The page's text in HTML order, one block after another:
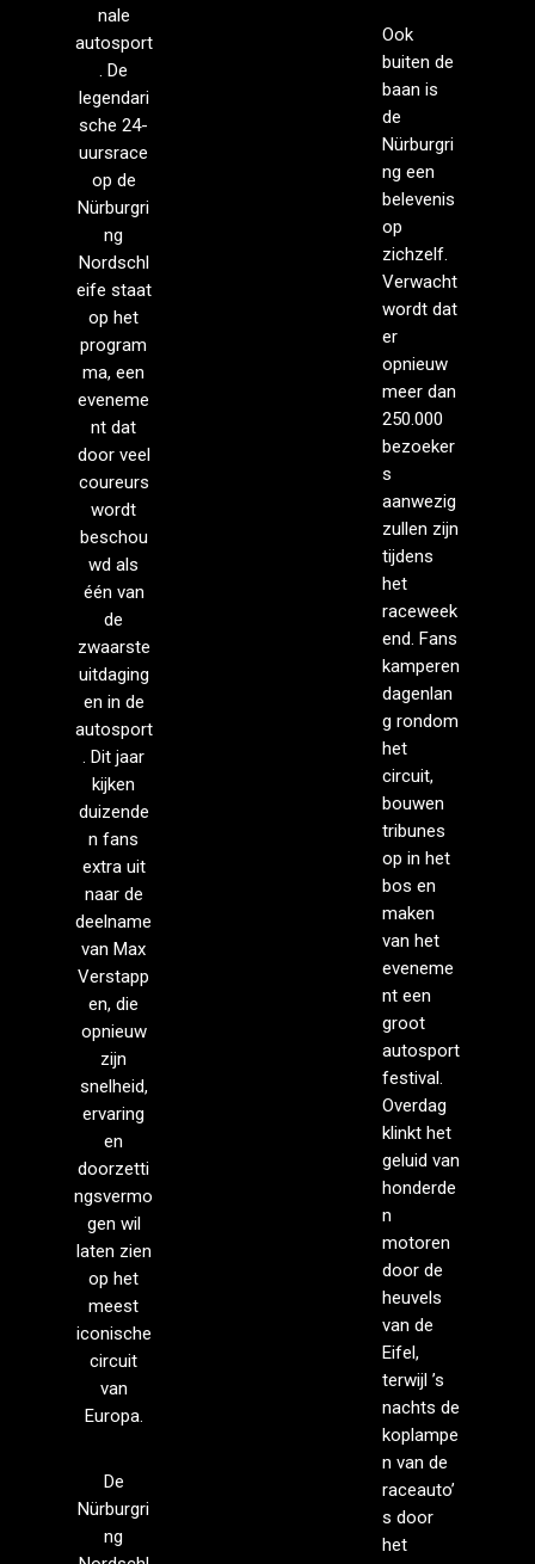
nale
autosport
. De
legendari
sche 24-
uursrace
op de
Nürburgri
ng
Nordschl
eife staat
op het
program
ma, een
eveneme
nt dat
door veel
coureurs
wordt
beschou
wd als
één van
de
zwaarste
uitdaging
en in de
autosport
. Dit jaar
kijken
duizende
n fans
extra uit
naar de
deelname
van Max
Verstapp
en, die
opnieuw
zijn
snelheid,
ervaring
en
doorzetti
ngsvermo
gen wil
laten zien
op het
meest
iconische
circuit
van
Europa.
De
Nürburgri
ng
Ook
buiten de
baan is
de
Nürburgri
ng een
belevenis
op
zichzelf.
Verwacht
wordt dat
er
opnieuw
meer dan
250.000
bezoeker
s
aanwezig
zullen zijn
tijdens
het
raceweek
end. Fans
kamperen
dagenlan
g rondom
het
circuit,
bouwen
tribunes
op in het
bos en
maken
van het
eveneme
nt een
groot
autosport
festival.
Overdag
klinkt het
geluid van
honderde
n
motoren
door de
heuvels
van de
Eifel,
terwijl ’s
nachts de
koplampe
n van de
raceauto’
s door
het